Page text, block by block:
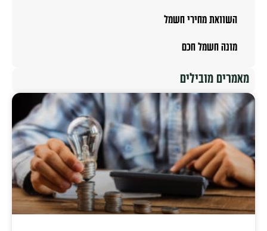
השוואת מחירי חשמל
מונה חשמל חכם
מאמרים מובילים